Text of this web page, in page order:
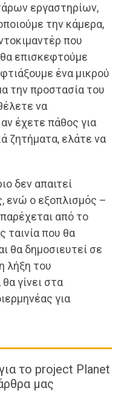
εργαστηρίων,
την κάμερα,
που
επισκεφτούμε
ένα μικρού
την προστασία του
να
έχετε πάθος για
ζητήματα, ελάτε να
δεν απαιτεί
ενώ ο εξοπλισμός –
από το
ταινία που θα
θα δημοσιευτεί σε
λήξη του
γίνει στα
για
το project Planet
μας